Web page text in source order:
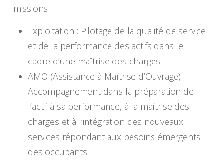
missions :
Exploitation : Pilotage de la qualité de service
et de la performance des actifs dans le
cadre d’une maîtrise des charges
AMO (Assistance à Maîtrise d’Ouvrage) :
Accompagnement dans la préparation de
l’actif à sa performance, à la maîtrise des
charges et à l’intégration des nouveaux
services répondant aux besoins émergents
des occupants